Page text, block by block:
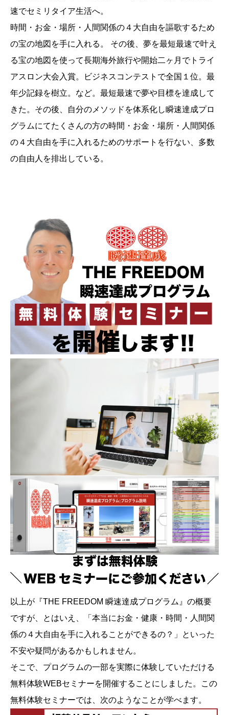
速でセミリタイア生活へ。
時間・お金・場所・人間関係の４大自由を謳歌するため
の宝の地図を手に入れる。 その後、夢を最短最速で叶え
る宝の地図を使って長期海外旅行や開始二ヶ月でトライ
アスロン大会入賞。ビジネスコンテストで全国１位。最
年少記録を樹立。など。最短最速で夢や目標を達成して
きた。その後、自分のメソッドを体系化し瞬速達成プロ
グラムにてたくさんの方の時間・お金・場所・人間関係
の４大自由を手に入れるためのサポートを行ない、多数
の自由人を排出している。
以上が『THE FREEDOM 瞬速達成プログラム』の概要
ですが、とはいえ、「本当にお金・健康・時間・人間関
係の４大自由を手に入れることができるの？」といった
不安や疑問があるかもしれません。
そこで、プログラムの一部を実際に体験していただける
無料体験WEBセミナーを開催することにしました。この
無料体験セミナーでは、次のようなことが学べます。